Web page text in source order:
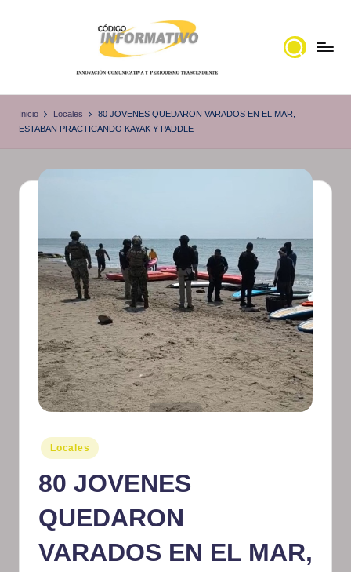
ó
i
I
n
f
o
r
m
at
o
noticias
Inicio Locales
80 JOVENES QUEDARON VARADOS EN EL MAR,
ESTABAN PRACTICANDO KAYAK Y PADDLE
Publicado
en
Locales
80 JOVENES
QUEDARON
VARADOS EN EL MAR,